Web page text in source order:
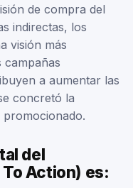
de compra del
indirectas, los
visión más
campañas
a aumentar las
concretó la
del
Action) es: